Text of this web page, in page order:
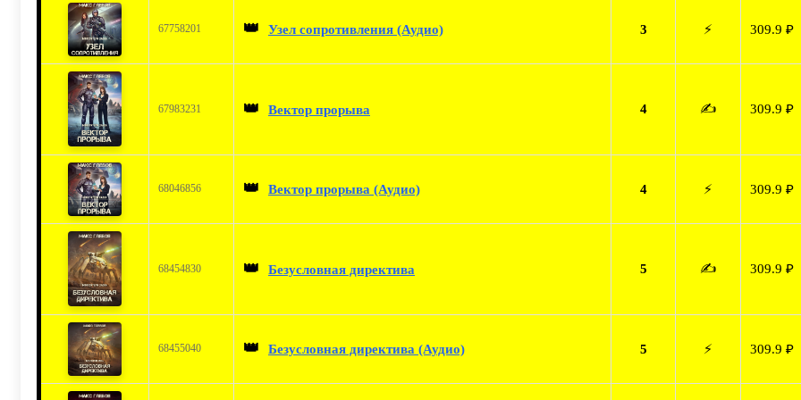
67758201 👑 Узел сопротивления (Аудио) 3 ⚡ 309.9 ₽
67983231 👑 Вектор прорыва 4 ✍️ 309.9 ₽
68046856 👑 Вектор прорыва (Аудио) 4 ⚡ 309.9 ₽
68454830 👑 Безусловная директива 5 ✍️ 309.9 ₽
68455040 👑 Безусловная директива (Аудио) 5 ⚡ 309.9 ₽